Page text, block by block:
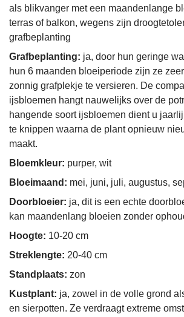
als blikvanger met een maandenlange
terras of balkon, wegens zijn
grafbeplanting
Grafbeplanting: ja, door hun geringe
hun 6 maanden bloeiperiode zijn ze
zonnig grafplekje te versieren. De
ijsbloemen hangt nauwelijks over de
hangende soort ijsbloemen dient u
te knippen waarna de plant opnieuw
maakt.
Bloemkleur: purper, wit
Bloeimaand: mei, juni, juli, augustus,
Doorbloeier: ja, dit is een echte
kan maandenlang bloeien zonder
Hoogte: 10-20 cm
Streklengte: 20-40 cm
Standplaats: zon
Kustplant: ja, zowel in de volle grond
en sierpotten. Ze verdraagt extreme